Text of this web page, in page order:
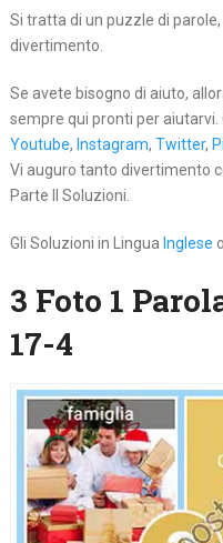
Si tratta di un puzzle di
divertimento.
Se avete bisogno di aiuto,
sempre qui pronti per
Youtube, Instagram, Twitter,
Vi auguro tanto divertimento
Parte II Soluzioni.
Gli Soluzioni in Lingua Inglese o
3 Foto 1
17-4